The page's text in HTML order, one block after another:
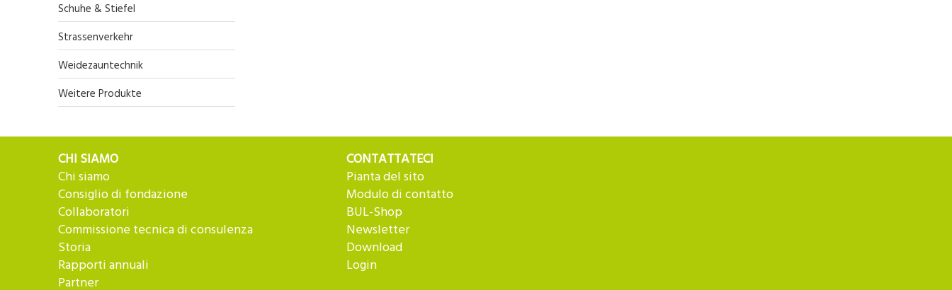
Schuhe & Stiefel
Strassenverkehr
Weidezauntechnik
Weitere Produkte
CHI SIAMO
Chi siamo
Consiglio di fondazione
Collaboratori
Commissione tecnica di consulenza
Storia
Rapporti annuali
Partner
CONTATTATECI
Pianta del sito
Modulo di contatto
BUL-Shop
Newsletter
Download
Login